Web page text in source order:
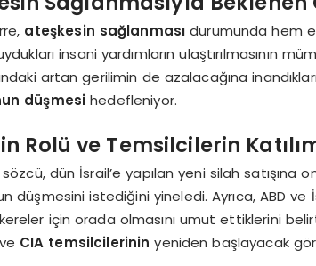
ateşkesin sağlanması durumunda hem
insani yardımların ulaştırılmasının
artan gerilimin de azalacağına
düşmesi hedefleniyor.
Rolü ve Temsilcilerin
sözcü, dün İsrail’e yapılan yeni silah satışına
düşmesini istediğini yineledi. Ayrıca, ABD ve
için orada olmasını umut ettiklerini
CIA temsilcilerinin yeniden başlayacak